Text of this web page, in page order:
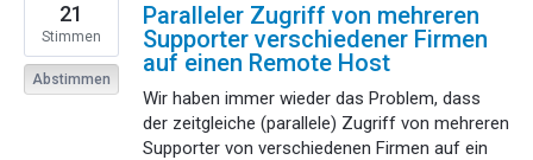
Paralleler Zugriff von mehreren
Supporter verschiedener Firmen
auf einen Remote Host
Wir haben immer wieder das Problem, dass
der zeitgleiche (parallele) Zugriff von mehreren
Supporter von verschiedenen Firmen auf ein
21
Stimmen
Abstimmen